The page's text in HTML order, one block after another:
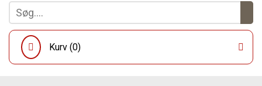
Kurv (0)